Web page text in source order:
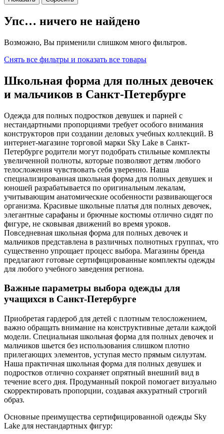
Упс… ничего не найдено
Возможно, Вы применили слишком много фильтров.
Снять все фильтры и показать все товары
Школьная форма для полных девочек
и мальчиков в Санкт-Петербурге
Одежда для полных подростков девушек и парней с
нестандартными пропорциями требует особого внимания
конструкторов при создании деловых учебных коллекций. В
интернет-магазине торговой марки Sky Lake в Санкт-
Петербурге родители могут подобрать стильные комплекты
увеличенной полноты, которые позволяют детям любого
телосложения чувствовать себя уверенно. Наша
специализированная школьная форма для полных девушек и
юношей разрабатывается по оригинальным лекалам,
учитывающим анатомические особенности развивающегося
организма. Красивые школьные платья для полных девочек,
элегантные сарафаны и брючные костюмы отлично сидят по
фигуре, не сковывая движений во время уроков.
Повседневная школьная форма для полных девочек и
мальчиков представлена в различных полнотных группах, что
существенно упрощает процесс выбора. Магазины бренда
предлагают готовые сертифицированные комплекты одежды
для любого учебного заведения региона.
Важные параметры выбора одежды для
учащихся в Санкт-Петербурге
Приобретая гардероб для детей с плотным телосложением,
важно обращать внимание на конструктивные детали каждой
модели. Специальная школьная форма для полных девочек и
мальчиков шьется без использования слишком плотно
прилегающих элементов, уступая место прямым силуэтам.
Наша практичная школьная форма для полных девушек и
подростков отлично сохраняет опрятный внешний вид в
течение всего дня. Продуманный покрой помогает визуально
скорректировать пропорции, создавая аккуратный строгий
образ.
Основные преимущества сертифицированной одежды Sky
Lake для нестандартных фигур: